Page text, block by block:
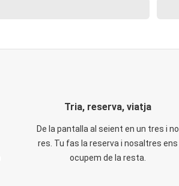
Tria, reserva, viatja
De la pantalla al seient en un tres i no
res. Tu fas la reserva i nosaltres ens
ocupem de la resta.